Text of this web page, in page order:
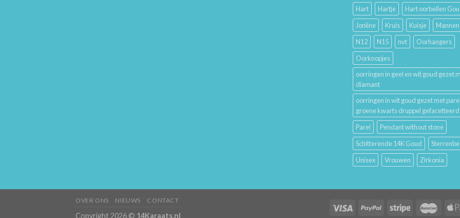
Hart
Hartje
Hart oorbellen
Jonline
Kruis Kuisje
Mannen
N12
N15 nvt
Oorhangers
Oorknopjes
oorringen in geel en wit goud gezet
diamant
oorringen in wit goud gezet met
groene kwarts druppel gefacetteerd
Parel
Pendant without stone
Schitterende 14K Goud
Unisex
Vrouwen Zirkonia
OVER ONS NIEUWS CONTACT
Copyright 2026 © 14Karaats.nl